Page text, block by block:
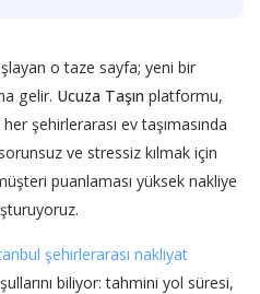
o taze sayfa; yeni bir
gelir. Ucuza Taşın platformu,
şehirlerarası ev taşımasında
ve stressiz kılmak için
puanlaması yüksek nakliye
şehirlerarası nakliyat
biliyor: tahmini yol süresi,